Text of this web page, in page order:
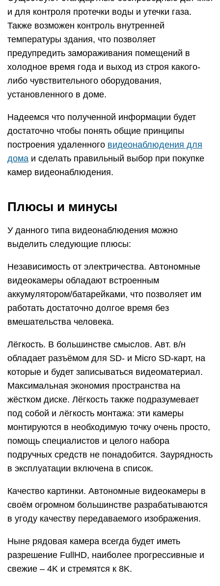
и для контроля протечки воды и утечки газа.
Также возможен контроль внутренней
температуры здания, что позволяет
предупредить замораживания помещений в
холодное время года и выход из строя какого-
либо чувствительного оборудования,
установленного в доме.
Надеемся что полученной информации будет
достаточно чтобы понять общие принципы
построения удаленного видеонаблюдения для
дома и сделать правильный выбор при покупке
камер видеонаблюдения.
Плюсы и минусы
У данного типа видеонаблюдения можно
выделить следующие плюсы:
Независимость от электричества. Автономные
видеокамеры обладают встроенным
аккумулятором/батарейками, что позволяет им
работать достаточно долгое время без
вмешательства человека.
Лёгкость. В большинстве смыслов. Авт. в/н
обладает разъёмом для SD- и Micro SD-карт, на
которые и будет записываться видеоматериал.
Максимальная экономия пространства на
жёстком диске. Лёгкость также подразумевает
под собой и лёгкость монтажа: эти камеры
монтируются в необходимую точку очень просто,
помощь специалистов и целого набора
подручных средств не понадобится. Заурядность
в эксплуатации включена в список.
Качество картинки. Автономные видеокамеры в
своём огромном большинстве разрабатываются
в угоду качеству передаваемого изображения.
Ныне рядовая камера всегда будет иметь
разрешение FullHD, наиболее прогрессивные и
свежие – 4K и стремятся к 8K.